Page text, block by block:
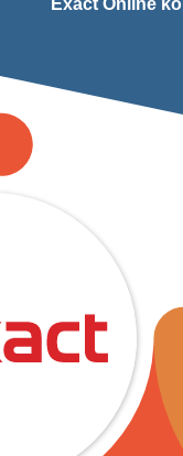
Exact Online